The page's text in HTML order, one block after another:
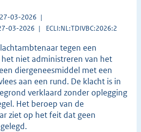
03-2026
03-2026
ECLI:NL:TDIVBC:2026:2
tegen een
niet administreren van het
diergeneesmiddel met een
aan een rund. De klacht is in
verklaard zonder oplegging
Het beroep van de
ziet op het feit dat geen